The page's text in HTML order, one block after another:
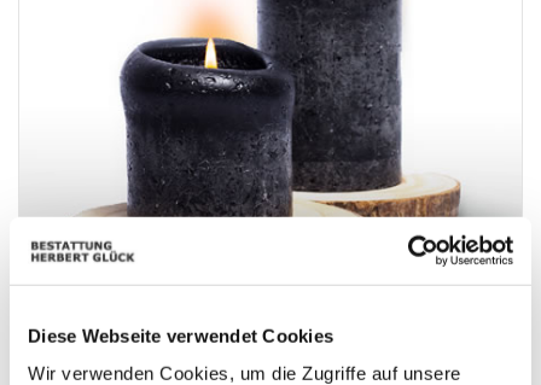
Diese Webseite verwendet Cookies
Wir verwenden Cookies, um die Zugriffe auf unsere